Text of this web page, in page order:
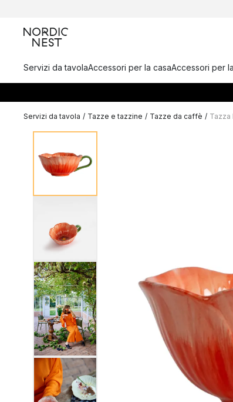
Servizi da tavolaAccessori per la casaAccessori per
Servizi da tavola / Tazze e tazzine / Tazze da caffè / Tazza